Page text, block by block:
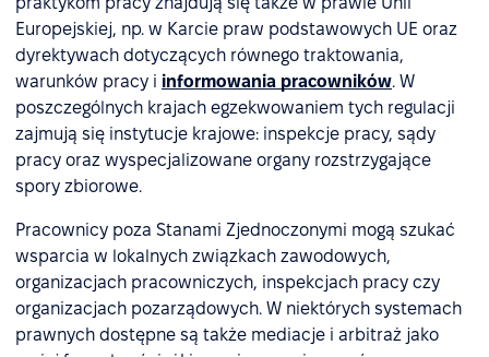
Europejskiej, np. w Karcie praw podstawowych UE oraz
dyrektywach dotyczących równego traktowania,
warunków pracy i informowania pracowników. W
poszczególnych krajach egzekwowaniem tych regulacji
zajmują się instytucje krajowe: inspekcje pracy, sądy
pracy oraz wyspecjalizowane organy rozstrzygające
spory zbiorowe.
Pracownicy poza Stanami Zjednoczonymi mogą szukać
wsparcia w lokalnych związkach zawodowych,
organizacjach pracowniczych, inspekcjach pracy czy
organizacjach pozarządowych. W niektórych systemach
prawnych dostępne są także mediacje i arbitraż jako